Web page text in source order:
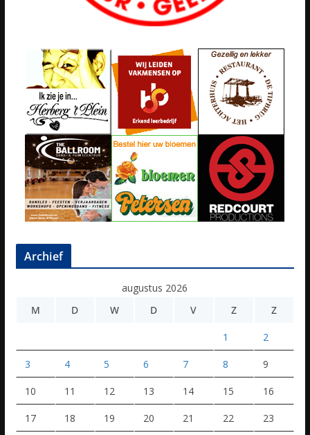
Archief
augustus 2026
M
D W D V Z Z
1 2
3 4 5 6 7 8 9
10 11 12 13 14 15 16
17 18 19 20 21 22 23